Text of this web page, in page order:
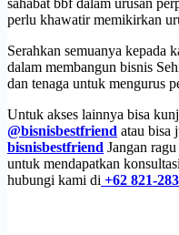
sahabat bbf dalam urusan
perlu khawatir memikirkan
Serahkan semuanya kepada
dalam membangun bisnis
dan tenaga untuk mengurus
Untuk akses lainnya bisa
@bisnisbestfriend atau bisa
bisnisbestfriend Jangan
untuk mendapatkan
hubungi kami di +62 821-